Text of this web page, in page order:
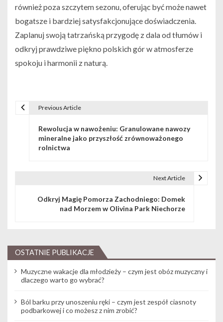
również poza szczytem sezonu, oferując być może nawet
bogatsze i bardziej satysfakcjonujące doświadczenia.
Zaplanuj swoją tatrzańską przygodę z dala od tłumów i
odkryj prawdziwe piękno polskich gór w atmosferze
spokoju i harmonii z naturą.
Previous Article
Rewolucja w nawożeniu: Granulowane nawozy
mineralne jako przyszłość zrównoważonego
rolnictwa
Next Article
Odkryj Magię Pomorza Zachodniego: Domek
nad Morzem w Olivina Park Niechorze
OSTATNIE PUBLIKACJE
Muzyczne wakacje dla młodzieży – czym jest obóz muzyczny i
dlaczego warto go wybrać?
Ból barku przy unoszeniu ręki – czym jest zespół ciasnoty
podbarkowej i co możesz z nim zrobić?